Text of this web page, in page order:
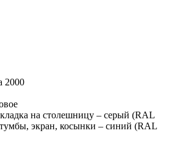
2000
на столешницу – серый (RAL
экран, косынки – синий (RAL